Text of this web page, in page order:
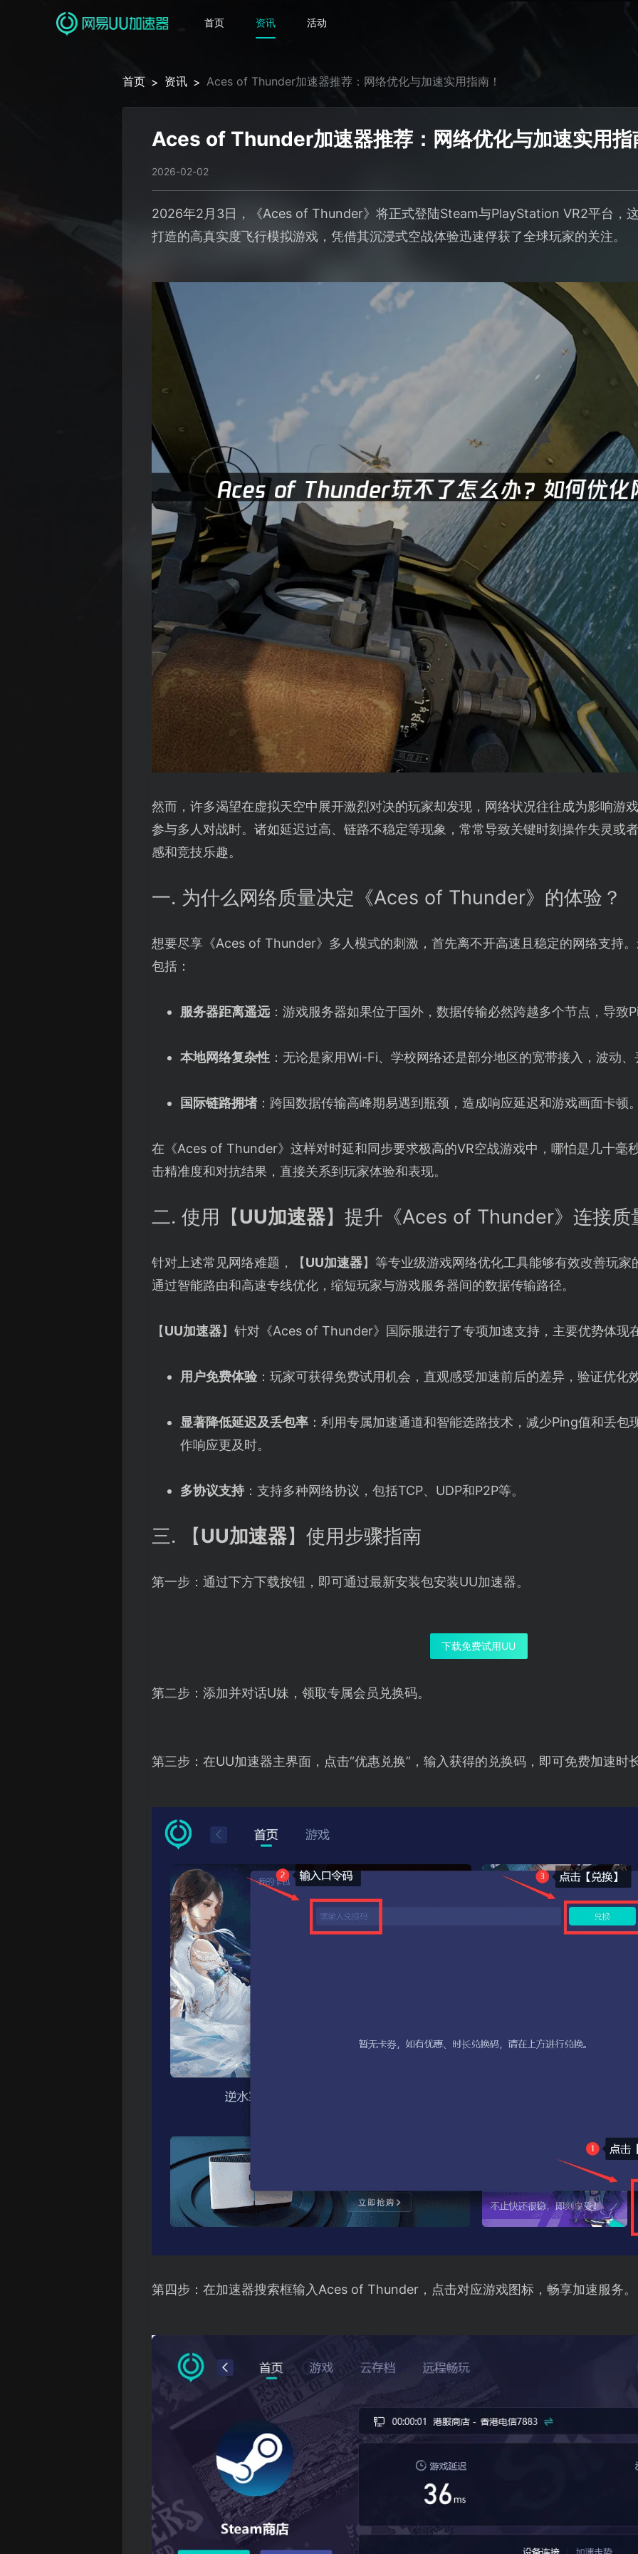
首页 资讯 活动
首页 > 资讯 > Aces of Thunder加速器推荐：网络优化与加速实用指南！
Aces of Thunder加速器推荐：网络优化与加速实用指
2026-02-02
2026年2月3日，《Aces of Thunder》将正式登陆Steam与PlayStation VR2平台，
打造的高真实度飞行模拟游戏，凭借其沉浸式空战体验迅速俘获了全球玩家的关注。
然而，许多渴望在虚拟天空中展开激烈对决的玩家却发现，网络状况往往成为影响游
参与多人对战时。诸如延迟过高、链路不稳定等现象，常常导致关键时刻操作失灵或
感和竞技乐趣。
一. 为什么网络质量决定《Aces of Thunder》的体验？
想要尽享《Aces of Thunder》多人模式的刺激，首先离不开高速且稳定的网络支持
包括：
服务器距离遥远：游戏服务器如果位于国外，数据传输必然跨越多个节点，导致
本地网络复杂性：无论是家用Wi-Fi、学校网络还是部分地区的宽带接入，波动
国际链路拥堵：跨国数据传输高峰期易遇到瓶颈，造成响应延迟和游戏画面卡顿
在《Aces of Thunder》这样对时延和同步要求极高的VR空战游戏中，哪怕是几十毫
击精准度和对抗结果，直接关系到玩家体验和表现。
二. 使用【UU加速器】提升《Aces of Thunder》连接质
针对上述常见网络难题，【UU加速器】等专业级游戏网络优化工具能够有效改善玩
通过智能路由和高速专线优化，缩短玩家与游戏服务器间的数据传输路径。
【UU加速器】针对《Aces of Thunder》国际服进行了专项加速支持，主要优势体现
用户免费体验：玩家可获得免费试用机会，直观感受加速前后的差异，验证优化
显著降低延迟及丢包率：利用专属加速通道和智能选路技术，减少Ping值和丢包
作响应更及时。
多协议支持：支持多种网络协议，包括TCP、UDP和P2P等。
三. 【UU加速器】使用步骤指南
第一步：通过下方下载按钮，即可通过最新安装包安装UU加速器。
下载免费试用UU
第二步：添加并对话U妹，领取专属会员兑换码。
第三步：在UU加速器主界面，点击“优惠兑换”，输入获得的兑换码，即可免费加速时
第四步：在加速器搜索框输入Aces of Thunder，点击对应游戏图标，畅享加速服务。